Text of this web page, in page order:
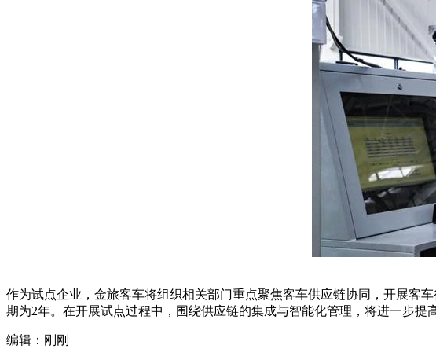
作为试点企业，金旅客车将组织相关部门重点聚焦客车供应链协同，开展客
期为2年。在开展试点过程中，围绕供应链的集成与智能化管理，将进一步提
编辑：刚刚